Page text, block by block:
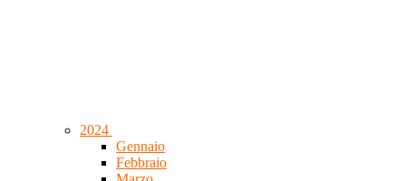
2024
Gennaio
Febbraio